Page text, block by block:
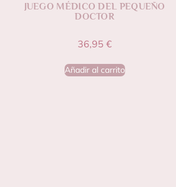
JUEGO MÉDICO DEL PEQUEÑO
DOCTOR
36,95 €
Añadir al carrito